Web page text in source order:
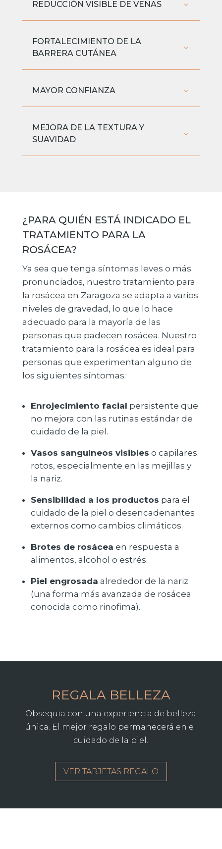
REDUCCIÓN VISIBLE DE VENAS
FORTALECIMIENTO DE LA
BARRERA CUTÁNEA
MAYOR CONFIANZA
MEJORA DE LA TEXTURA Y
SUAVIDAD
¿PARA QUIÉN ESTÁ INDICADO EL
TRATAMIENTO PARA LA
ROSÁCEA?
Ya sea que tenga síntomas leves o más
pronunciados, nuestro tratamiento para
la rosácea en Zaragoza se adapta a varios
niveles de gravedad, lo que lo hace
adecuado para la mayoría de las
personas que padecen rosácea. Nuestro
tratamiento para la rosácea es ideal para
personas que experimentan alguno de
los siguientes síntomas:
Enrojecimiento facial persistente que
no mejora con las rutinas estándar de
cuidado de la piel.
Vasos sanguíneos visibles o capilares
rotos, especialmente en las mejillas y
la nariz.
Sensibilidad a los productos para el
cuidado de la piel o desencadenantes
externos como cambios climáticos.
Brotes de rosácea en respuesta a
alimentos, alcohol o estrés.
Piel engrosada alrededor de la nariz
(una forma más avanzada de rosácea
conocida como rinofima).
REGALA BELLEZA
Obsequia con una experiencia de belleza
única. El mejor regalo permanecerá en el
cuidado de la piel.
VER TARJETAS REGALO